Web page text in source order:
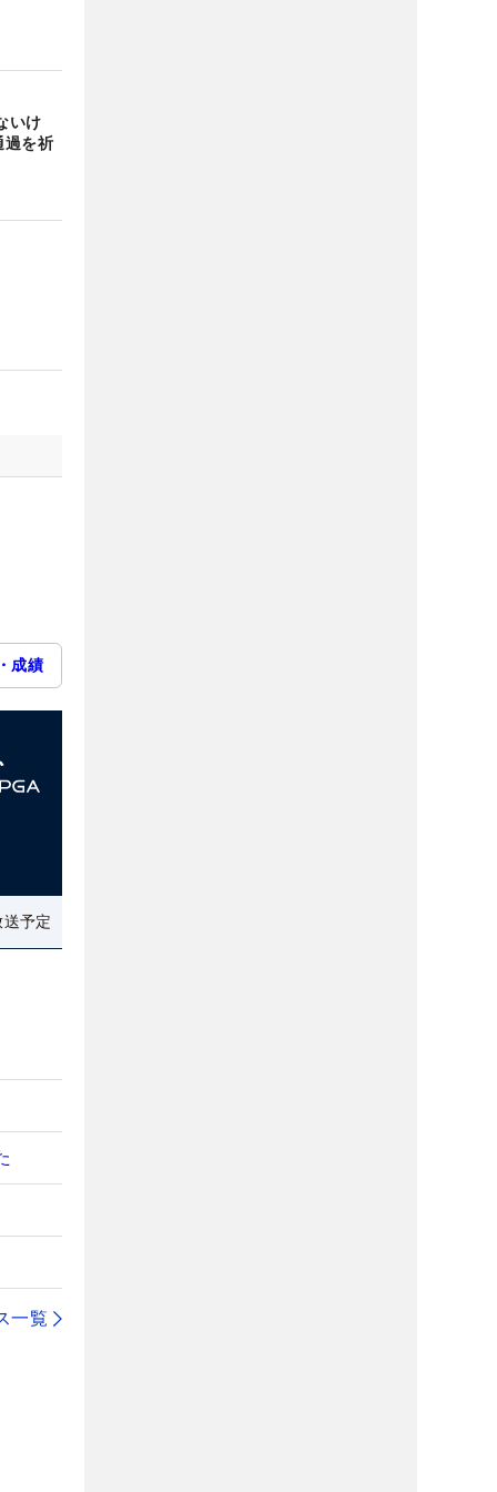
いけ
を祈
成績
予定
一覧